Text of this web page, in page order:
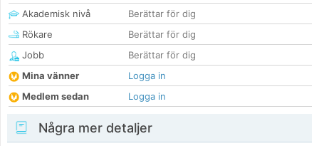
Akademisk nivå
Berättar för dig
Rökare
Berättar för dig
Jobb
Berättar för dig
Mina vänner
Logga in
Medlem sedan
Logga in
Några mer detaljer